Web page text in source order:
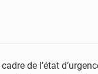
de l’état